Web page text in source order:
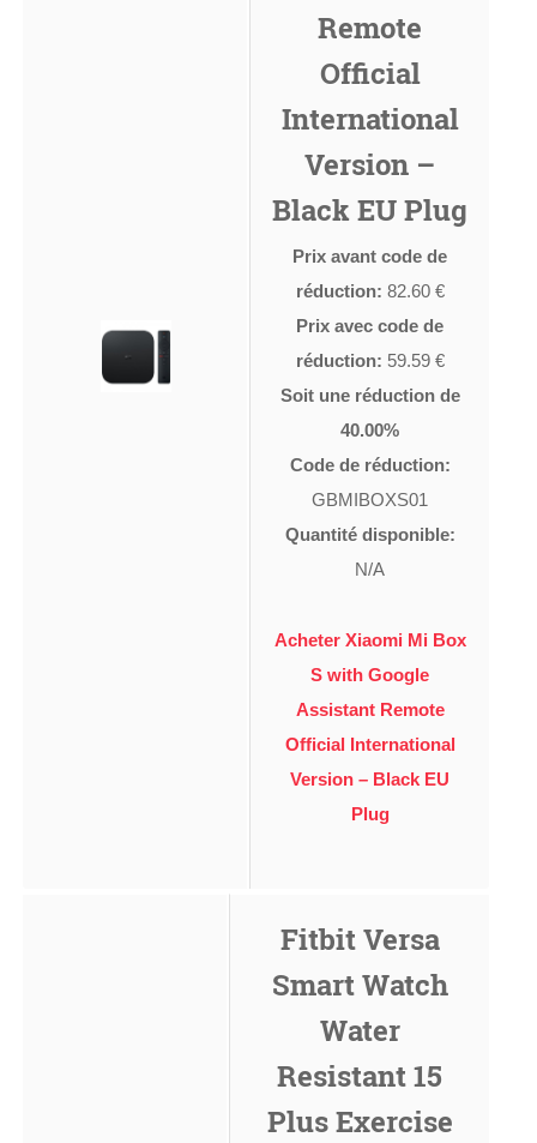
Remote
Official
International
Version –
Black EU Plug
Prix avant code de
réduction: 82.60 €
Prix avec code de
réduction: 59.59 €
Soit une réduction de
40.00%
Code de réduction:
GBMIBOXS01
Quantité disponible:
N/A
Acheter Xiaomi Mi Box
S with Google
Assistant Remote
Official International
Version – Black EU
Plug
Fitbit Versa
Smart Watch
Water
Resistant 15
Plus Exercise